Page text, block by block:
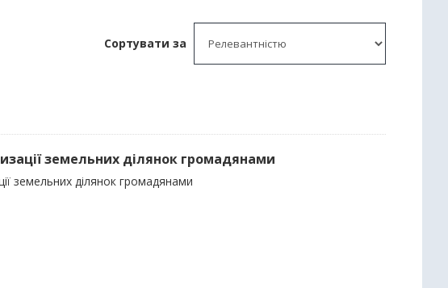
Сортувати за
земельних ділянок громадянами
земельних ділянок громадянами